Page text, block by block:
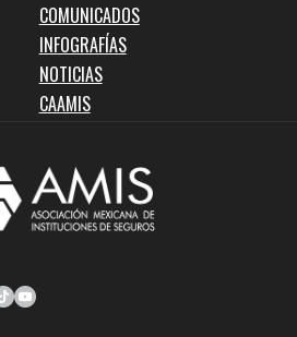
COMUNICADOS
INFOGRAFÍAS
NOTICIAS
CAAMIS